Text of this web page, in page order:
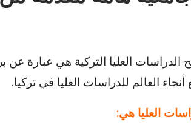
الدراسات العليا التركية هي عبارة عن
العالم للدراسات العليا في تركيا.
العليا هي: